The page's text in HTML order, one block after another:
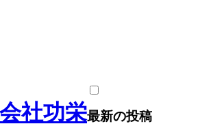
最新の投稿